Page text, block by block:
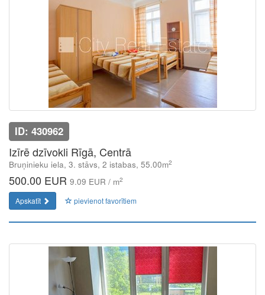
ID: 430962
Izīrē dzīvokli Rīgā, Centrā
Bruņinieku iela, 3. stāvs, 2 istabas, 55.00m2
500.00 EUR 9.09 EUR / m2
Apskatīt pievienot favorītiem